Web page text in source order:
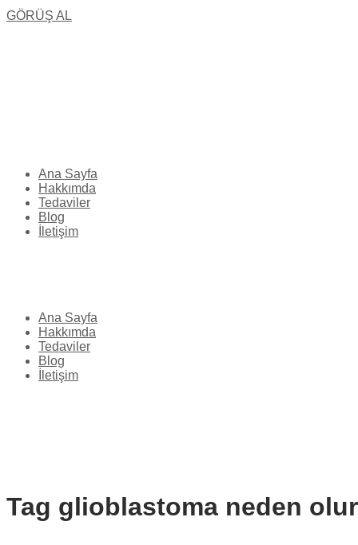
GÖRÜŞ AL
Ana Sayfa
Hakkımda
Tedaviler
Blog
İletişim
Ana Sayfa
Hakkımda
Tedaviler
Blog
İletişim
Tag glioblastoma neden olur